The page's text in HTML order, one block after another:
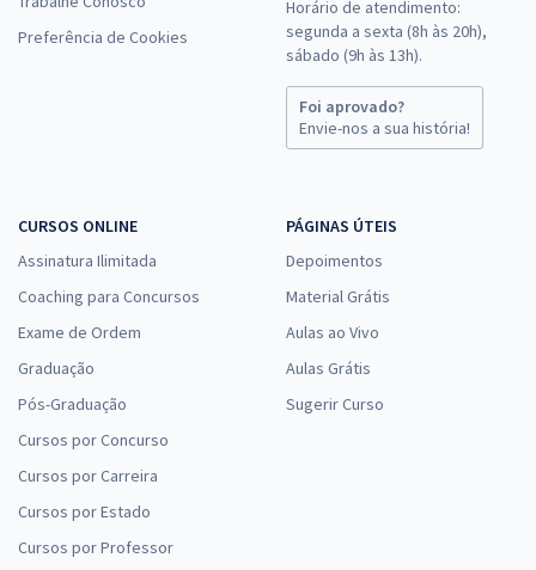
Preferência de Cookies
Horário de atendimento:
segunda a sexta (8h às 20h),
sábado (9h às 13h).
Foi aprovado?
Envie-nos a sua história!
CURSOS ONLINE
Assinatura Ilimitada
Coaching para Concursos
Exame de Ordem
Graduação
Pós-Graduação
Cursos por Concurso
Cursos por Carreira
Cursos por Estado
Cursos por Professor
PÁGINAS ÚTEIS
Depoimentos
Material Grátis
Aulas ao Vivo
Aulas Grátis
Sugerir Curso